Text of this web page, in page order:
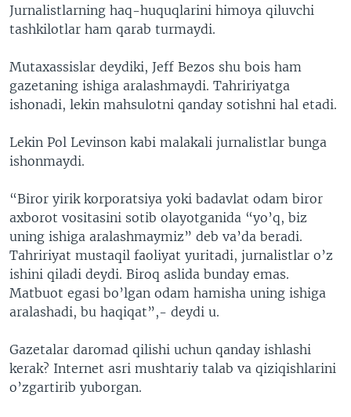
Jurnalistlarning haq-huquqlarini himoya qiluvchi
tashkilotlar ham qarab turmaydi.
Mutaxassislar deydiki, Jeff Bezos shu bois ham
gazetaning ishiga aralashmaydi. Tahririyatga
ishonadi, lekin mahsulotni qanday sotishni hal etadi.
Lekin Pol Levinson kabi malakali jurnalistlar bunga
ishonmaydi.
“Biror yirik korporatsiya yoki badavlat odam biror
axborot vositasini sotib olayotganida “yo’q, biz
uning ishiga aralashmaymiz” deb va’da beradi.
Tahririyat mustaqil faoliyat yuritadi, jurnalistlar o’z
ishini qiladi deydi. Biroq aslida bunday emas.
Matbuot egasi bo’lgan odam hamisha uning ishiga
aralashadi, bu haqiqat”,- deydi u.
Gazetalar daromad qilishi uchun qanday ishlashi
kerak? Internet asri mushtariy talab va qiziqishlarini
o’zgartirib yuborgan.